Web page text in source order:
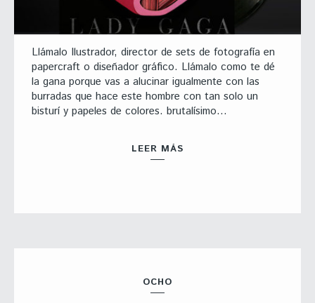
Llámalo Ilustrador, director de sets de fotografía en
papercraft o diseñador gráfico. Llámalo como te dé
la gana porque vas a alucinar igualmente con las
burradas que hace este hombre con tan solo un
bisturí y papeles de colores. brutalísimo…
LEER MÁS
OCHO